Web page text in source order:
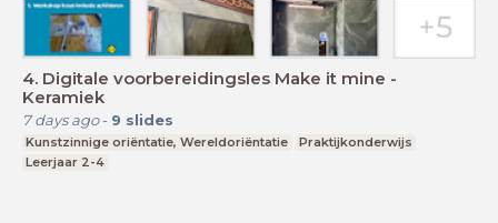
4. Digitale voorbereidingsles Make it mine -
Keramiek
7 days ago- 9 slides
Kunstzinnige oriëntatie, Wereldoriëntatie
Praktijkonderwijs
Leerjaar 2-4